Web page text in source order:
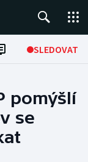
SLEDOVAT
pomýšlí
se